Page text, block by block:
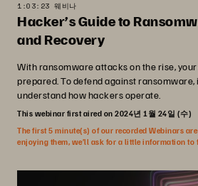
1:03:23 웨비나
Hacker’s Guide to
and Recovery
With ransomware attacks on the rise,
prepared. To defend against ransomware,
understand how hackers operate.
This webinar first aired on 2024년 1월 24일 (수)
The first 5 minute(s) of our recorded Webinars
enjoying them, we’ll ask for a little information